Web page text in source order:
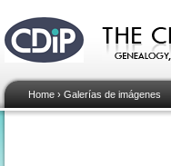
Home › Galerías de imágenes